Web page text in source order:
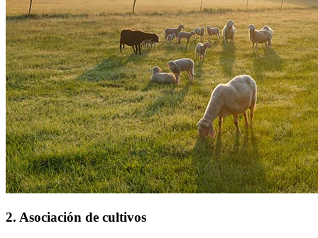
2. Asociación de cultivos